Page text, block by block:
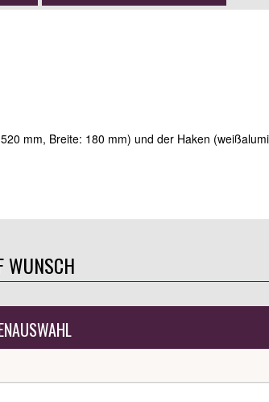
mm, Breite: 180 mm) und der Haken
WUNSCH